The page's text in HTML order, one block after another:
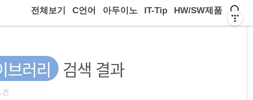
전체보기 C언어 아두이노 IT-Tip HW/SW제품
브러리 검색 결과
건